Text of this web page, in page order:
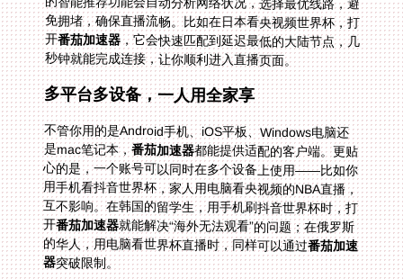
开番茄加速器，它会快速匹配到延迟最低的大陆节点，几
秒钟就能完成连接，让你顺利进入直播页面。
多平台多设备，一人用全家享
不管你用的是Android手机、iOS平板、Windows电脑还
是mac笔记本，番茄加速器都能提供适配的客户端。更贴
心的是，一个账号可以同时在多个设备上使用——比如你
用手机看抖音世界杯，家人用电脑看央视频的NBA直播，
互不影响。在韩国的留学生，用手机刷抖音世界杯时，打
开番茄加速器就能解决“海外无法观看”的问题；在俄罗斯
的华人，用电脑看世界杯直播时，同样可以通过番茄加速
器突破限制。